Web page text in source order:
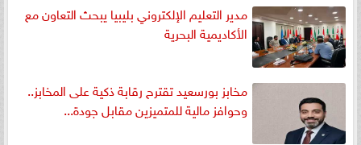
مدير التعليم الإلكتروني بليبيا يبحث التعاون مع
الأكاديمية البحرية
مخابز بورسعيد تقترح رقابة ذكية على المخابز..
وحوافز مالية للمتميزين مقابل جودة...